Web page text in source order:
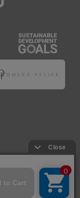
Reserved.